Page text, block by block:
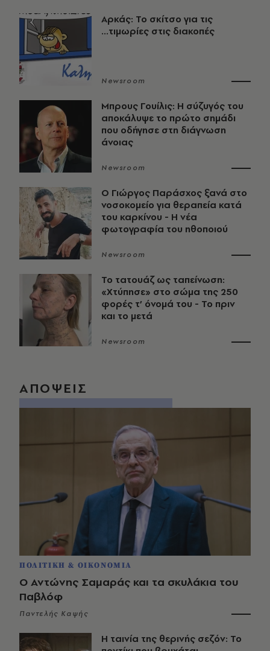
Αρκάς: Το σκίτσο για τις
...τιμωρίες στις διακοπές
Newsroom
Μπρους Γουίλις: Η σύζυγός του
αποκάλυψε το πρώτο σημάδι
που οδήγησε στη διάγνωση
άνοιας
Newsroom
O Γιώργος Παράσχος ξανά στο
νοσοκομείο για θεραπεία κατά
του καρκίνου - Η νέα
φωτογραφία του ηθοποιού
Newsroom
Το τατουάζ ως ταπείνωση:
«Χτύπησε» στο σώμα της 250
φορές τ’ όνομά του - Το πριν
και το μετά
Newsroom
ΑΠΟΨΕΙΣ
ΠΟΛΙΤΙΚΗ & ΟΙΚΟΝΟΜΙΑ
Ο Αντώνης Σαμαράς και τα σκυλάκια του
Παβλόφ
Παντελής Καψής
Η ταινία της θερινής σεζόν: Το